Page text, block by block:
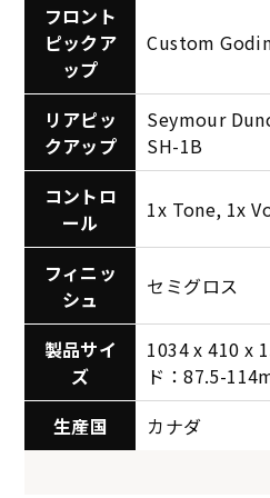
フロント
ピックア
ップ
Custom
リアピッ
クアップ
Seymour
SH-1B
コントロ
ール
1x Tone, 1x
フィニッ
シュ
セミグロス
製品サイ
ズ
1034 x 410 x
ド：87.5-
生産国
カナダ